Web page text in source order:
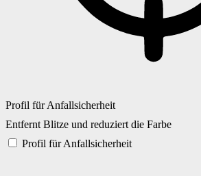
Profil für Anfallsicherheit
Entfernt Blitze und reduziert die Farbe
Profil für Anfallsicherheit